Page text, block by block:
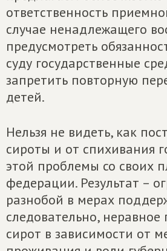
ответственность
случае ненадлежащего
предусмотреть
суду государственные
запретить повторную
детей.
Нельзя не видеть, как
сироты и от спихивания
этой проблемы со своих
федерации. Результат –
разнобой в мерах
следовательно,
сирот в зависимости от